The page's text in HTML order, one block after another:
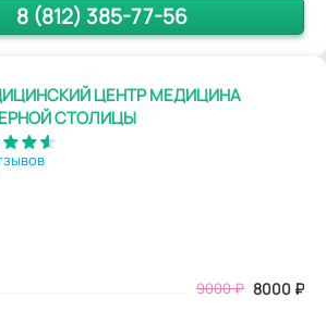
8 (812) 385-77-56
ЦЕНТР МЕДИЦИНА
СТОЛИЦЫ
9000₽ 8000 ₽